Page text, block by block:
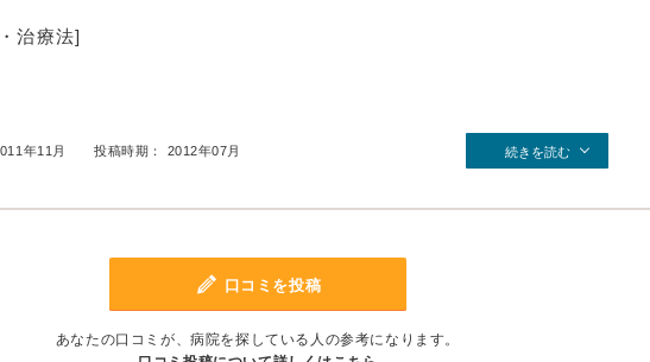
治療法]
年11月 投稿時期： 2012年07月 続きを読む
口コミを投稿
あなたの口コミが、病院を探している人の参考になります。